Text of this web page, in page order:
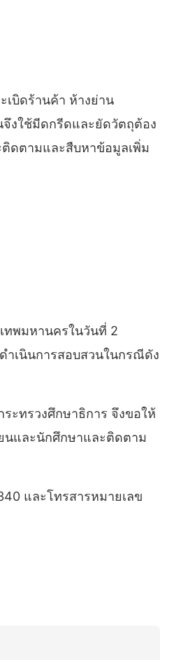
เบิดร้านค้า ห้างย่าน
จึงใช้มีดกรีดและยัดวัตถุต้อง
ติดตามและสืบหาข้อมูลเพิ่ม
ทพมหานครในวันที่ 2
ำเนินการสอบสวนในกรณีดัง
ะทรวงศึกษาธิการ จึงขอให้
นและนักศึกษาและติดตาม
และโทรสารหมายเลข